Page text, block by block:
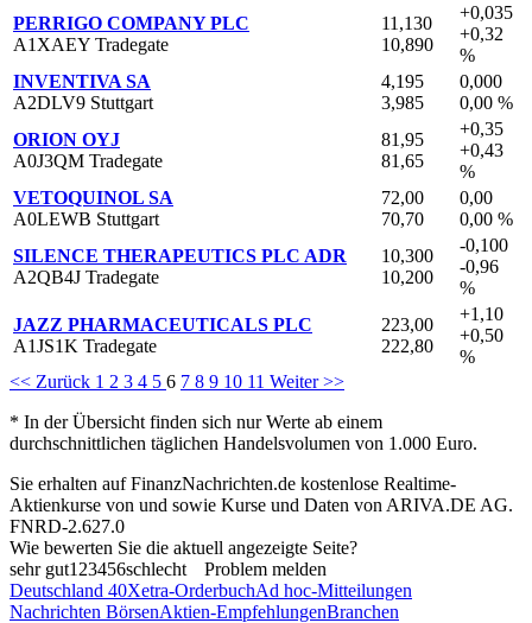
PERRIGO COMPANY PLC
A1XAEY Tradegate
11,130
10,890
+0,035
+0,32
%
INVENTIVA SA
A2DLV9 Stuttgart
4,195
3,985
0,000
0,00 %
ORION OYJ
A0J3QM Tradegate
81,95
81,65
+0,35
+0,43
%
VETOQUINOL SA
A0LEWB Stuttgart
72,00
70,70
0,00
0,00 %
SILENCE THERAPEUTICS PLC ADR
A2QB4J Tradegate
10,300
10,200
-0,100
-0,96
%
JAZZ PHARMACEUTICALS PLC
A1JS1K Tradegate
223,00
222,80
+1,10
+0,50
%
<< Zurück 1 2 3 4 5 6 7 8 9 10 11 Weiter >>
* In der Übersicht finden sich nur Werte ab einem
durchschnittlichen täglichen Handelsvolumen von 1.000 Euro.
Sie erhalten auf FinanzNachrichten.de kostenlose Realtime-
Aktienkurse von und sowie Kurse und Daten von ARIVA.DE AG.
FNRD-2.627.0
Wie bewerten Sie die aktuell angezeigte Seite?
sehr gut1 23456schlecht
Problem melden
Deutschland 40Xetra-OrderbuchAd hoc-Mitteilungen
Nachrichten BörsenAktien-EmpfehlungenBranchen